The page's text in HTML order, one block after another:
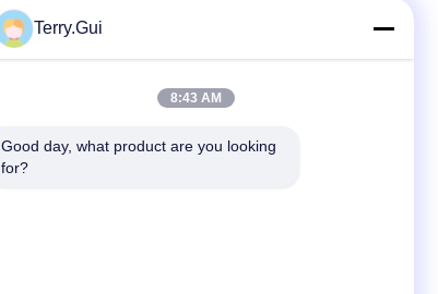
teren
Terry.Gui
8:43 AM
Good day, what product are you looking
for?